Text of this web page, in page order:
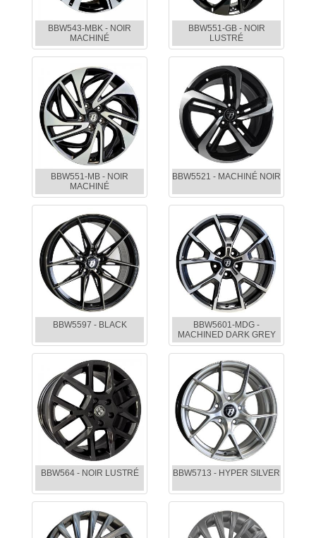
BBW543-MBK - NOIR
MACHINÉ
BBW551-GB - NOIR
LUSTRÉ
BBW551-MB - NOIR
MACHINÉ
BBW5521 - MACHINÉ NOIR
BBW5597 - BLACK
BBW5601-MDG -
MACHINED DARK GREY
BBW564 - NOIR LUSTRÉ BBW5713 - HYPER SILVER